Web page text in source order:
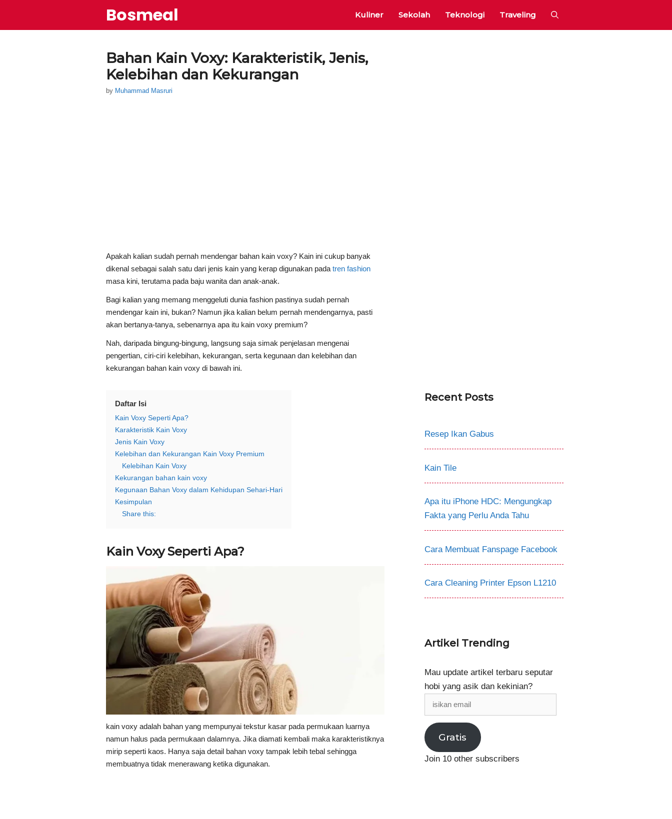
content
Bosmeal Kuliner Sekolah Teknologi Traveling
Bahan Kain Voxy: Karakteristik, Jenis,
Kelebihan dan Kekurangan
by Muhammad Masruri
Apakah kalian sudah pernah mendengar bahan kain voxy? Kain ini cukup banyak
dikenal sebagai salah satu dari jenis kain yang kerap digunakan pada tren fashion
masa kini, terutama pada baju wanita dan anak-anak.
Bagi kalian yang memang menggeluti dunia fashion pastinya sudah pernah
mendengar kain ini, bukan? Namun jika kalian belum pernah mendengarnya, pasti
akan bertanya-tanya, sebenarnya apa itu kain voxy premium?
Nah, daripada bingung-bingung, langsung saja simak penjelasan mengenai
pengertian, ciri-ciri kelebihan, kekurangan, serta kegunaan dan kelebihan dan
kekurangan bahan kain voxy di bawah ini.
Daftar Isi
Kain Voxy Seperti Apa?
Karakteristik Kain Voxy
Jenis Kain Voxy
Kelebihan dan Kekurangan Kain Voxy Premium
Kelebihan Kain Voxy
Kekurangan bahan kain voxy
Kegunaan Bahan Voxy dalam Kehidupan Sehari-Hari
Kesimpulan
Share this:
Kain Voxy Seperti Apa?
kain voxy adalah bahan yang mempunyai tekstur kasar pada permukaan luarnya
namun halus pada permukaan dalamnya. Jika diamati kembali maka karakteristiknya
mirip seperti kaos. Hanya saja detail bahan voxy tampak lebih tebal sehingga
membuatnya tidak menerawang ketika digunakan.
Recent Posts
Resep Ikan Gabus
Kain Tile
Apa itu iPhone HDC: Mengungkap
Fakta yang Perlu Anda Tahu
Cara Membuat Fanspage Facebook
Cara Cleaning Printer Epson L1210
Artikel Trending
Mau update artikel terbaru seputar
hobi yang asik dan kekinian?
isikan
email
Gratis
Join 10 other subscribers